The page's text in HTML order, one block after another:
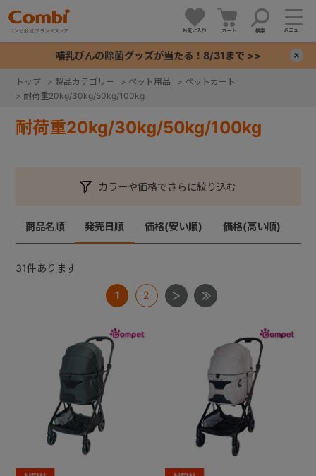
お気に入り カート 検索 メニュー
哺乳びんの除菌グッズが当たる！8/31まで >>
トップ > 製品カテゴリー > ペット用品 > ペットカート
> 耐荷重20kg/30kg/50kg/100kg
耐荷重20kg/30kg/50kg/100kg
カラーや価格でさらに絞り込む
商品名順 発売日順 価格(安い順) 価格(高い順)
31件あります
1 2